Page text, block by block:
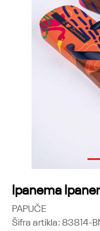
1
Ipanema
PAPUČE
Šifra artikla:83814-